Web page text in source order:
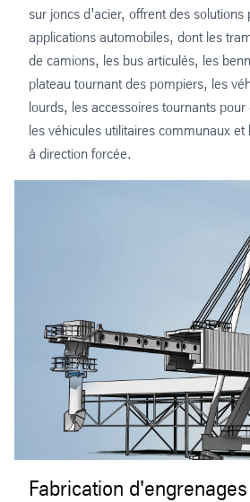
sur joncs d’acier, offrent des solutions
applications automobiles, dont les
de camions, les bus articulés, les
plateau tournant des pompiers, les
lourds, les accessoires tournants
les véhicules utilitaires communaux
à direction forcée.
Fabrication d'engrenages